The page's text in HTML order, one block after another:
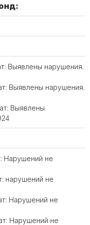
Выявлены нарушения.
Выявлены нарушения.
Выявлены
Нарушений не
нарушений не
Нарушений не
Нарушений не